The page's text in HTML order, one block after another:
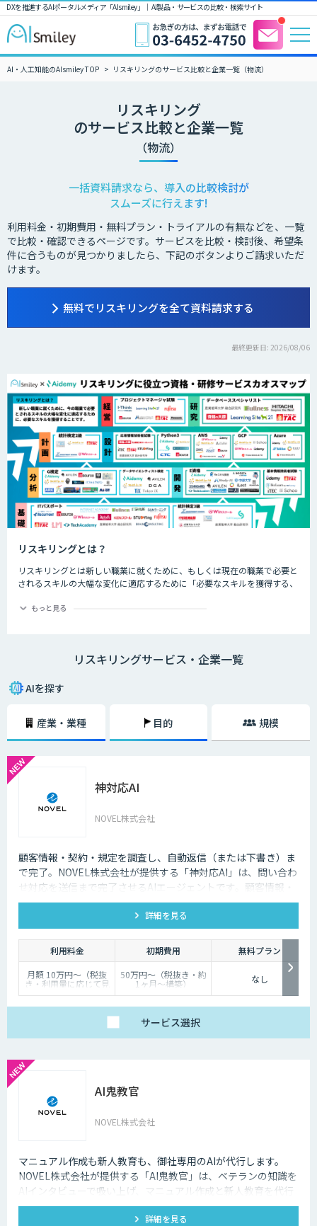
DXを推進するAIポータルメディア「AIsmiley」｜ AI製品・サービスの比較・検索サイト
AI・人工知能のAIsmiley TOP リスキリングのサービス比較と企業一覧（物流）
リスキリング
のサービス比較と企業一覧
（物流）
一括資料請求なら、導入の比較検討が
スムーズに行えます!
利用料金・初期費用・無料プラン・トライアルの有無などを、一覧
で比較・確認できるページです。サービスを比較・検討後、希望条
件に合うものが見つかりましたら、下記のボタンよりご請求いただ
けます。
無料でリスキリングを全て資料請求する
最終更新日: 2026/08/06
リスキリングとは？
リスキリングとは新しい職業に就くために、もしくは現在の職業で必要と
されるスキルの大幅な変化に適応するために「必要なスキルを獲得する、
ど、仕事の進め方が大幅に変わるであろう職業につくためのスキル習得や
発を示す概念として提唱したことから、注目されるようになりました。
リスキリングが必要な理由は、デジタル技術によって「新しい職業が誕生
する（今の職業が衰退する）」「業務のやり方が大きく変わる」という課
れば、笛吹けど踊らずの状態になってしまうでしょう。
すでに日本企業の一部は、全社員にDX基礎教育を実施、文系社員を対象
にAI研修を実施などの施策を実施しています。リスキリングによって、デ
ジタル技術の力を使いながら価値を創造するスキルやマインドが再開発さ
デジタルリテラシー協議会のプロジェクト「Di-Lite」では、「デジタルを
使う人材」の全員が持つべきスキルを提案しています。こちらは「ITパス
ポート試験」「G 検定」「データサイエンティスト検定（DS検定）」の取
得を推奨するなど、かなり具体的な内容になっています。スキル開発、再
教育の施策を検討する際に役立てられるでしょう。
もっと見る
リスキリングサービス・企業一覧
AIを探す
産業・業種 目的 規模
神対応AI
NOVEL株式会社
顧客情報・契約・規定を調査し、自動返信（または下書き）ま
で完了。NOVEL株式会社が提供する「神対応AI」は、問い合わ
せ対応を送信まで完了させるAIエージェントです。顧客情報・
契約・規定を突き合わせて回答を数十秒で作成し、自動送信か
下書き止めかを選べます。
詳細を見る
利用料金 初期費用
無料プラン
月額 10万円〜（税抜
き・利用量に応じて見
積り）
50万円〜（税抜き・約
1ヶ月〜構築） なし
サービス選択
AI鬼教官
NOVEL株式会社
マニュアル作成も新人教育も、御社専用のAIが代行します。
NOVEL株式会社が提供する「AI鬼教官」は、ベテランの知識を
AIインタビューで吸い上げ、マニュアル作成と新人教育を代行
するAI教育係です。24時間・出典つきで新人の質問に答えま
詳細を見る